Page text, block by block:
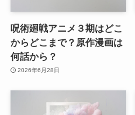
呪術廻戦アニメ３期はどこ
からどこまで？原作漫画は
何話から？
2026年6月28日